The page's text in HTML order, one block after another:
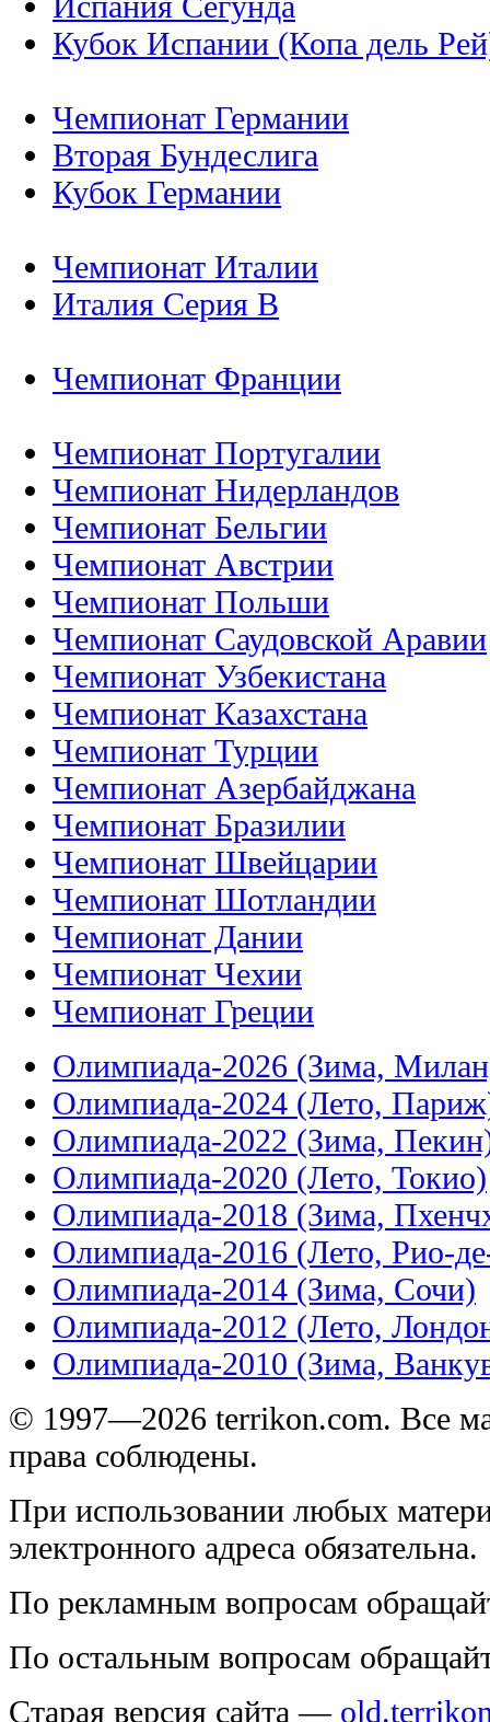
Кубок Испании (Копа дель
Чемпионат Германии
Вторая Бундеслига
Кубок Германии
Чемпионат Италии
Италия Серия B
Чемпионат Франции
Чемпионат Португалии
Чемпионат Нидерландов
Чемпионат Бельгии
Чемпионат Австрии
Чемпионат Польши
Чемпионат Саудовской Аравии
Чемпионат Узбекистана
Чемпионат Казахстана
Чемпионат Турции
Чемпионат Азербайджана
Чемпионат Бразилии
Чемпионат Швейцарии
Чемпионат Шотландии
Чемпионат Дании
Чемпионат Чехии
Чемпионат Греции
Олимпиада-2026 (Зима,
Олимпиада-2024 (Лето,
Олимпиада-2022 (Зима,
Олимпиада-2020 (Лето, Токио)
Олимпиада-2018 (Зима,
Олимпиада-2016 (Лето, Рио-
Олимпиада-2014 (Зима, Сочи)
Олимпиада-2012 (Лето,
Олимпиада-2010 (Зима,
© 1997—2026 terrikon.com. Все
права соблюдены.
При использовании любых
электронного адреса обязательна.
По рекламным вопросам
По остальным вопросам
Старая версия сайта —